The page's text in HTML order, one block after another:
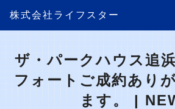
株式会社ライフスター
ザ・パークハウス追
フォートご成約あり
ます。 |